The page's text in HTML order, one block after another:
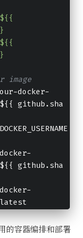
${{
${{
image
github.sha
github.sha
容器编排和部署